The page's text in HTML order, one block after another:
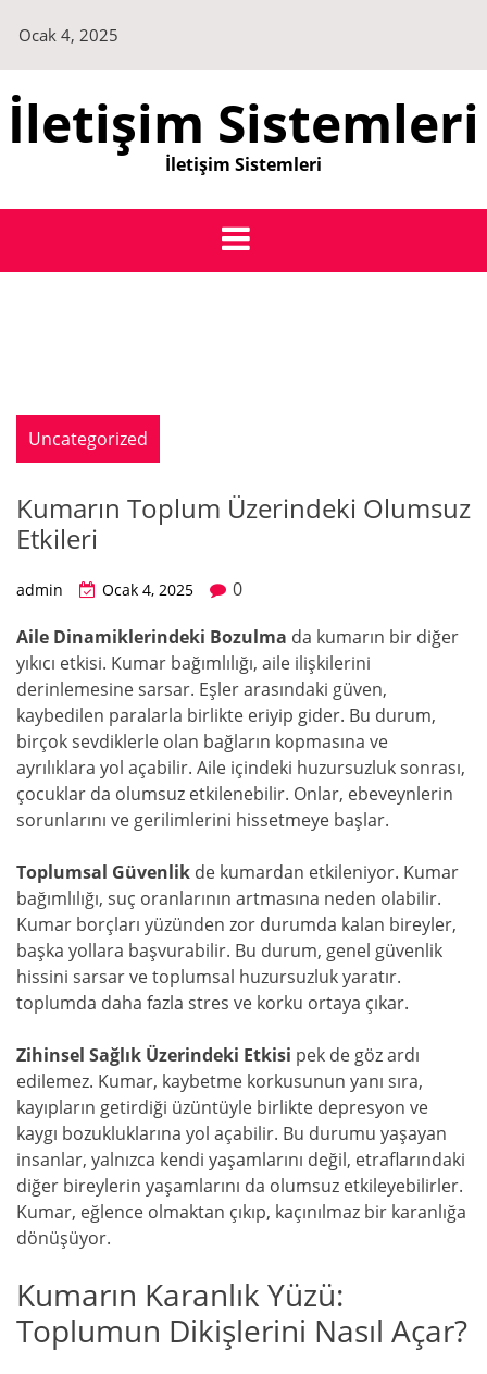
content
Ocak 4, 2025
İletişim Sistemleri
İletişim Sistemleri
Uncategorized
Kumarın Toplum Üzerindeki Olumsuz
Etkileri
admin Ocak 4, 2025
0
Aile Dinamiklerindeki Bozulma da kumarın bir diğer
yıkıcı etkisi. Kumar bağımlılığı, aile ilişkilerini
derinlemesine sarsar. Eşler arasındaki güven,
kaybedilen paralarla birlikte eriyip gider. Bu durum,
birçok sevdiklerle olan bağların kopmasına ve
ayrılıklara yol açabilir. Aile içindeki huzursuzluk sonrası,
çocuklar da olumsuz etkilenebilir. Onlar, ebeveynlerin
sorunlarını ve gerilimlerini hissetmeye başlar.
Toplumsal Güvenlik de kumardan etkileniyor. Kumar
bağımlılığı, suç oranlarının artmasına neden olabilir.
Kumar borçları yüzünden zor durumda kalan bireyler,
başka yollara başvurabilir. Bu durum, genel güvenlik
hissini sarsar ve toplumsal huzursuzluk yaratır.
toplumda daha fazla stres ve korku ortaya çıkar.
Zihinsel Sağlık Üzerindeki Etkisi pek de göz ardı
edilemez. Kumar, kaybetme korkusunun yanı sıra,
kayıpların getirdiği üzüntüyle birlikte depresyon ve
kaygı bozukluklarına yol açabilir. Bu durumu yaşayan
insanlar, yalnızca kendi yaşamlarını değil, etraflarındaki
diğer bireylerin yaşamlarını da olumsuz etkileyebilirler.
Kumar, eğlence olmaktan çıkıp, kaçınılmaz bir karanlığa
dönüşüyor.
Kumarın Karanlık Yüzü:
Toplumun Dikişlerini Nasıl Açar?